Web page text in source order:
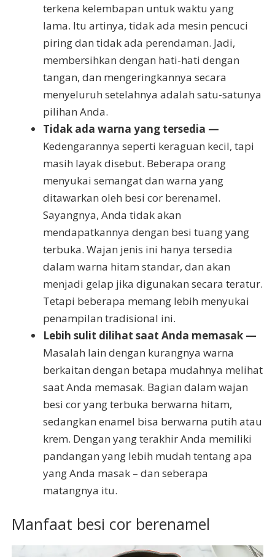
terkena kelembapan untuk waktu yang
lama. Itu artinya, tidak ada mesin pencuci
piring dan tidak ada perendaman. Jadi,
membersihkan dengan hati-hati dengan
tangan, dan mengeringkannya secara
menyeluruh setelahnya adalah satu-satunya
pilihan Anda.
Tidak ada warna yang tersedia —
Kedengarannya seperti keraguan kecil, tapi
masih layak disebut. Beberapa orang
menyukai semangat dan warna yang
ditawarkan oleh besi cor berenamel.
Sayangnya, Anda tidak akan
mendapatkannya dengan besi tuang yang
terbuka. Wajan jenis ini hanya tersedia
dalam warna hitam standar, dan akan
menjadi gelap jika digunakan secara teratur.
Tetapi beberapa memang lebih menyukai
penampilan tradisional ini.
Lebih sulit dilihat saat Anda memasak —
Masalah lain dengan kurangnya warna
berkaitan dengan betapa mudahnya melihat
saat Anda memasak. Bagian dalam wajan
besi cor yang terbuka berwarna hitam,
sedangkan enamel bisa berwarna putih atau
krem. Dengan yang terakhir Anda memiliki
pandangan yang lebih mudah tentang apa
yang Anda masak – dan seberapa
matangnya itu.
Manfaat besi cor berenamel